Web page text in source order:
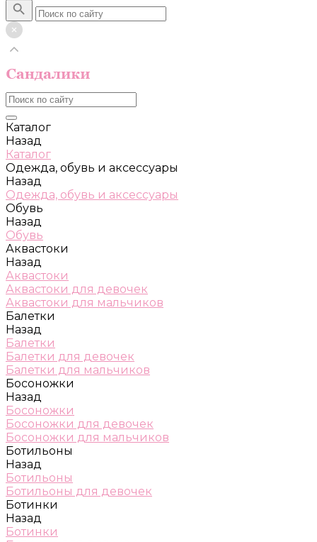
Каталог
Назад
Каталог
Одежда, обувь и аксессуары
Назад
Одежда, обувь и аксессуары
Обувь
Назад
Обувь
Аквастоки
Назад
Аквастоки
Аквастоки для девочек
Аквастоки для мальчиков
Балетки
Назад
Балетки
Балетки для девочек
Балетки для мальчиков
Босоножки
Назад
Босоножки
Босоножки для девочек
Босоножки для мальчиков
Ботильоны
Назад
Ботильоны
Ботильоны для девочек
Ботинки
Назад
Ботинки